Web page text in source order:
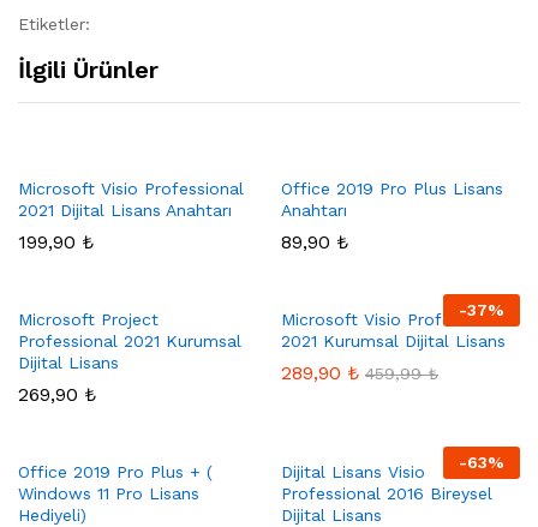
Etiketler:
İlgili Ürünler
Microsoft Visio Professional
2021 Dijital Lisans Anahtarı
199,90 ₺
Office 2019 Pro Plus Lisans
Anahtarı
89,90 ₺
Microsoft Project
Professional 2021 Kurumsal
Dijital Lisans
269,90 ₺
-37%
Microsoft Visio Professional
2021 Kurumsal Dijital Lisans
289,90 ₺ 459,99₺
Office 2019 Pro Plus + (
Windows 11 Pro Lisans
Hediyeli)
-63%
Dijital Lisans Visio
Professional 2016 Bireysel
Dijital Lisans